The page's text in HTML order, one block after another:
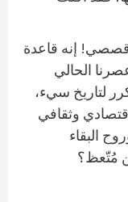
إنه قاعدة
الحالي
لتاريخ سيء،
وثقافي
البقاء
مُتّعظ؟